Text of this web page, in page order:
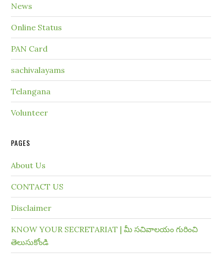
News
Online Status
PAN Card
sachivalayams
Telangana
Volunteer
PAGES
About Us
CONTACT US
Disclaimer
KNOW YOUR SECRETARIAT | మీ సచివాలయం గురించి
తెలుసుకోండి